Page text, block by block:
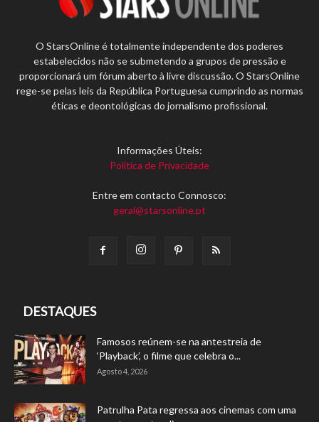
O StarsOnline é totalmente independente dos poderes
estabelecidos não se submetendo a grupos de pressão e
proporcionará um fórum aberto à livre discussão. O StarsOnline
rege-se pelas leis da República Portuguesa cumprindo as normas
éticas e deontológicas do jornalismo profissional.
Informações Úteis:
Política de Privacidade
Entre em contacto Connosco:
geral@starsonline.pt
DESTAQUES
Famosos reúnem-se na antestreia de
‘Playback’, o filme que celebra o...
Agosto 4, 2026
Patrulha Pata regressa aos cinemas com uma